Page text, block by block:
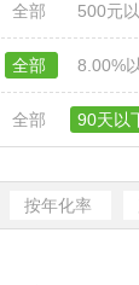
全部 500元
全部 8.00%
全部 90天以
按年化率